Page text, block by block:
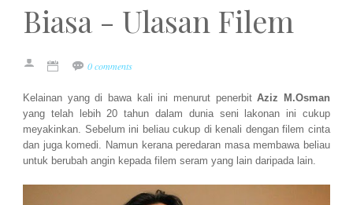
Biasa - Ulasan Filem
0 comments
Kelainan yang di bawa kali ini menurut penerbitAziz M.Osman
yang telah lebih 20 tahun dalam dunia seni lakonan ini cukup
meyakinkan. Sebelum ini beliau cukup di kenali dengan filem cinta
dan juga komedi. Namun kerana peredaran masa membawa beliau
untuk berubah angin kepada filem seram yang lain daripada lain.